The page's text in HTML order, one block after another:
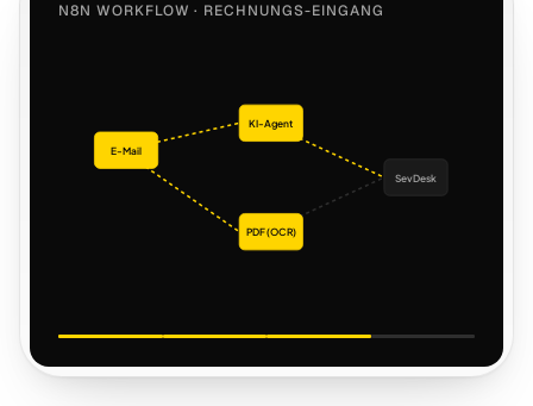
N8N WORKFLOW · RECHNUNGS-EINGANG
E-Mail
KI-Agent
PDF (OCR)
SevDesk